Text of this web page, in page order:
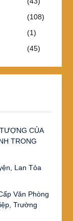
(108)
(1)
(45)
CỦA
TRONG
Lan Tỏa
Văn Phòng
Trường